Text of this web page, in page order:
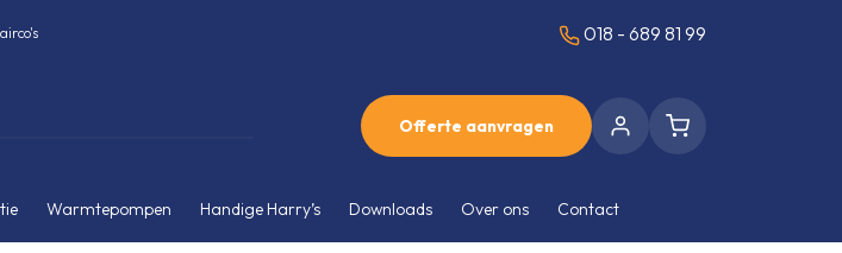
018 - 689 81 99
Offerte aanvragen
Warmtepompen Handige Harry’s Downloads Over ons Contact